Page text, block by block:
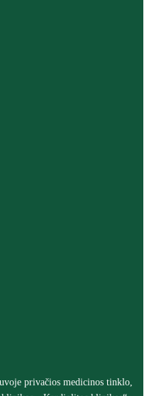
privačios medicinos tinklo,